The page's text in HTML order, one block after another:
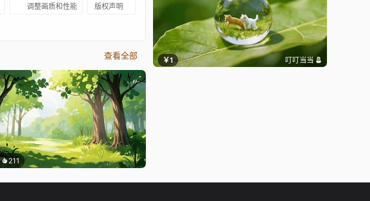
调整画质和性能 版权声明
查看全部
211
￥1 叮叮当当